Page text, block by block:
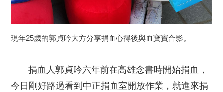
現年25歲的郭貞吟大方分享捐血心得後與血寶寶合影。
捐血人郭貞吟六年前在高雄念書時開始捐血，
今日剛好路過看到中正捐血室開放作業，就進來捐